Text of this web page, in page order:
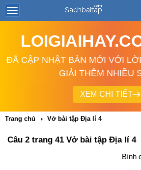
ĐÃ CẬP NHẬT BẢN MỚI VỚI
GIẢI THÊM NHIỀU
XEM CHI TIẾT
Trang chủ Vở bài tập Địa lí 4
Câu 2 trang 41 Vở bài tập Địa lí 4
Bình